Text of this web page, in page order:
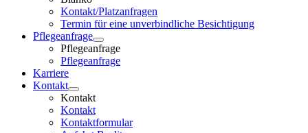
Kontakt/Platzanfragen
Termin für eine unverbindliche Besichtigung
Pflegeanfrage
Pflegeanfrage
Pflegeanfrage
Karriere
Kontakt
Kontakt
Kontakt
Kontaktformular